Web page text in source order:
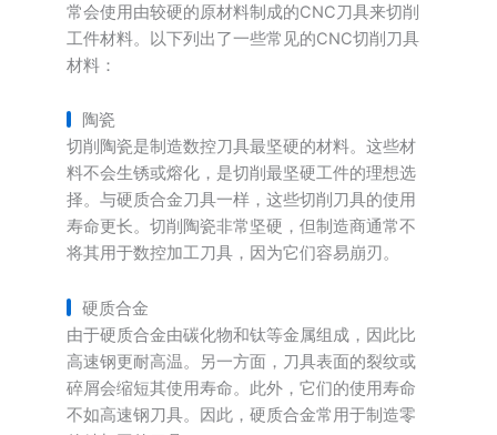
常会使用由较硬的原材料制成的CNC刀具来切削
工件材料。以下列出了一些常见的CNC切削刀具
材料：
陶瓷
切削陶瓷是制造数控刀具最坚硬的材料。这些材
料不会生锈或熔化，是切削最坚硬工件的理想选
择。与硬质合金刀具一样，这些切削刀具的使用
寿命更长。切削陶瓷非常坚硬，但制造商通常不
将其用于数控加工刀具，因为它们容易崩刃。
硬质合金
由于硬质合金由碳化物和钛等金属组成，因此比
高速钢更耐高温。另一方面，刀具表面的裂纹或
碎屑会缩短其使用寿命。此外，它们的使用寿命
不如高速钢刀具。因此，硬质合金常用于制造零